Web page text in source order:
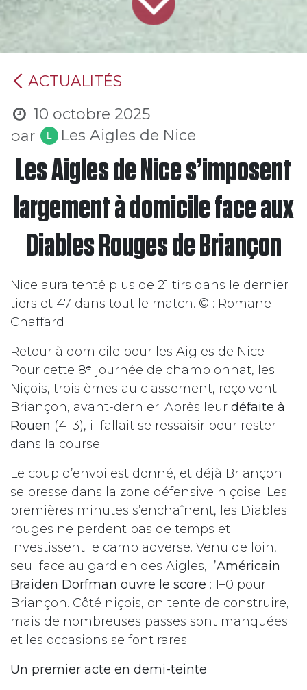
​ACTUALITÉS
10 octobre 2025
par
Les Aigles de Nice
Les Aigles de Nice s’imposent
largement à domicile face aux
Diables Rouges de Briançon
Nice aura tenté plus de 21 tirs dans le dernier
tiers et 47 dans tout le match. © : Romane
Chaffard
Retour à domicile pour les Aigles de Nice !
Pour cette 8ᵉ journée de championnat, les
Niçois, troisièmes au classement, reçoivent
Briançon, avant-dernier. Après leur défaite à
Rouen (4–3), il fallait se ressaisir pour rester
dans la course.
Le coup d’envoi est donné, et déjà Briançon
se presse dans la zone défensive niçoise. Les
premières minutes s’enchaînent, les Diables
rouges ne perdent pas de temps et
investissent le camp adverse. Venu de loin,
seul face au gardien des Aigles, l’Américain
Braiden Dorfman ouvre le score : 1–0 pour
Briançon. Côté niçois, on tente de construire,
mais de nombreuses passes sont manquées
et les occasions se font rares.
Un premier acte en demi-teinte